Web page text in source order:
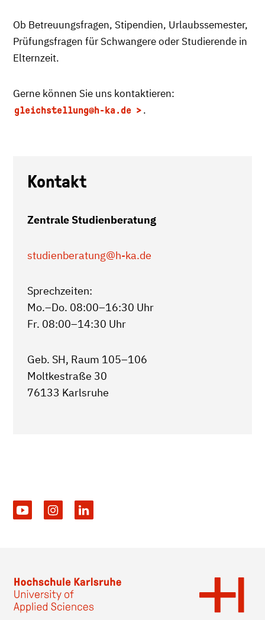
Ob Betreuungsfragen, Stipendien, Urlaubssemester,
Prüfungsfragen für Schwangere oder Studierende in
Elternzeit.
Gerne können Sie uns kontaktieren:
gleichstellung@h-ka.de .
Kontakt
Zentrale Studienberatung
studienberatung@h-ka.de
Sprechzeiten:
Mo.–Do. 08:00–16:30 Uhr
Fr. 08:00–14:30 Uhr
Geb. SH, Raum 105–106
Moltkestraße 30
76133 Karlsruhe